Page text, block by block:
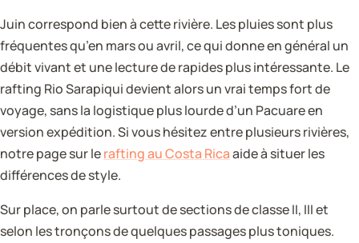
Juin correspond bien à cette rivière. Les pluies sont plus
fréquentes qu’en mars ou avril, ce qui donne en général un
débit vivant et une lecture de rapides plus intéressante. Le
rafting Rio Sarapiqui devient alors un vrai temps fort de
voyage, sans la logistique plus lourde d’un Pacuare en
version expédition. Si vous hésitez entre plusieurs rivières,
notre page sur lerafting au Costa Ricaaide à situer les
différences de style.
Sur place, on parle surtout de sections de classe II, III et
selon les tronçons de quelques passages plus toniques.